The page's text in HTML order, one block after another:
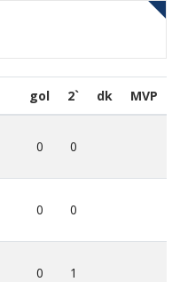
gol 2` dk MVP
0 0
0 0
0 1